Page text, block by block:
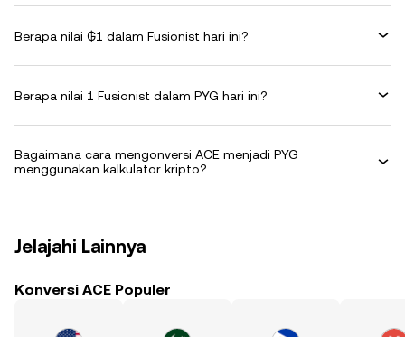
Berapa nilai ₲1 dalam Fusionist hari ini?
Berapa nilai 1 Fusionist dalam PYG hari ini?
Bagaimana cara mengonversi ACE menjadi PYG
menggunakan kalkulator kripto?
Jelajahi Lainnya
Konversi ACE Populer